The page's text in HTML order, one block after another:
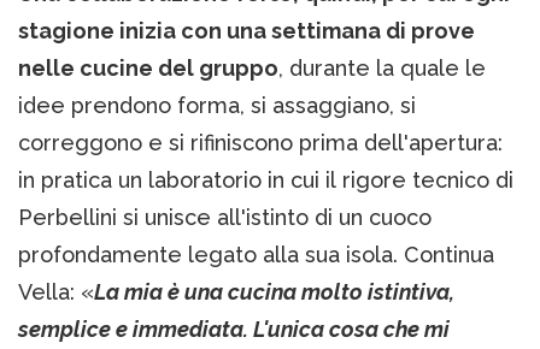
stagione inizia con una settimana di prove
nelle cucine del gruppo, durante la quale le
idee prendono forma, si assaggiano, si
correggono e si rifiniscono prima dell'apertura:
in pratica un laboratorio in cui il rigore tecnico di
Perbellini si unisce all'istinto di un cuoco
profondamente legato alla sua isola. Continua
Vella: «La mia è una cucina molto istintiva,
semplice e immediata. L'unica cosa che mi